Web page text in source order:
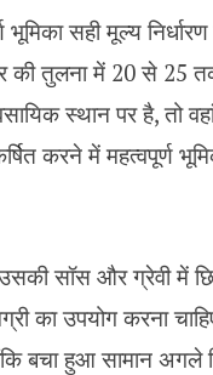
सही मूल्य
की तुलना में ₹20 से ₹25
स्थान पर है, तो
करने में महत्वपूर्ण
सॉस और ग्रेवी में
का उपयोग करना
बचा हुआ सामान अगले